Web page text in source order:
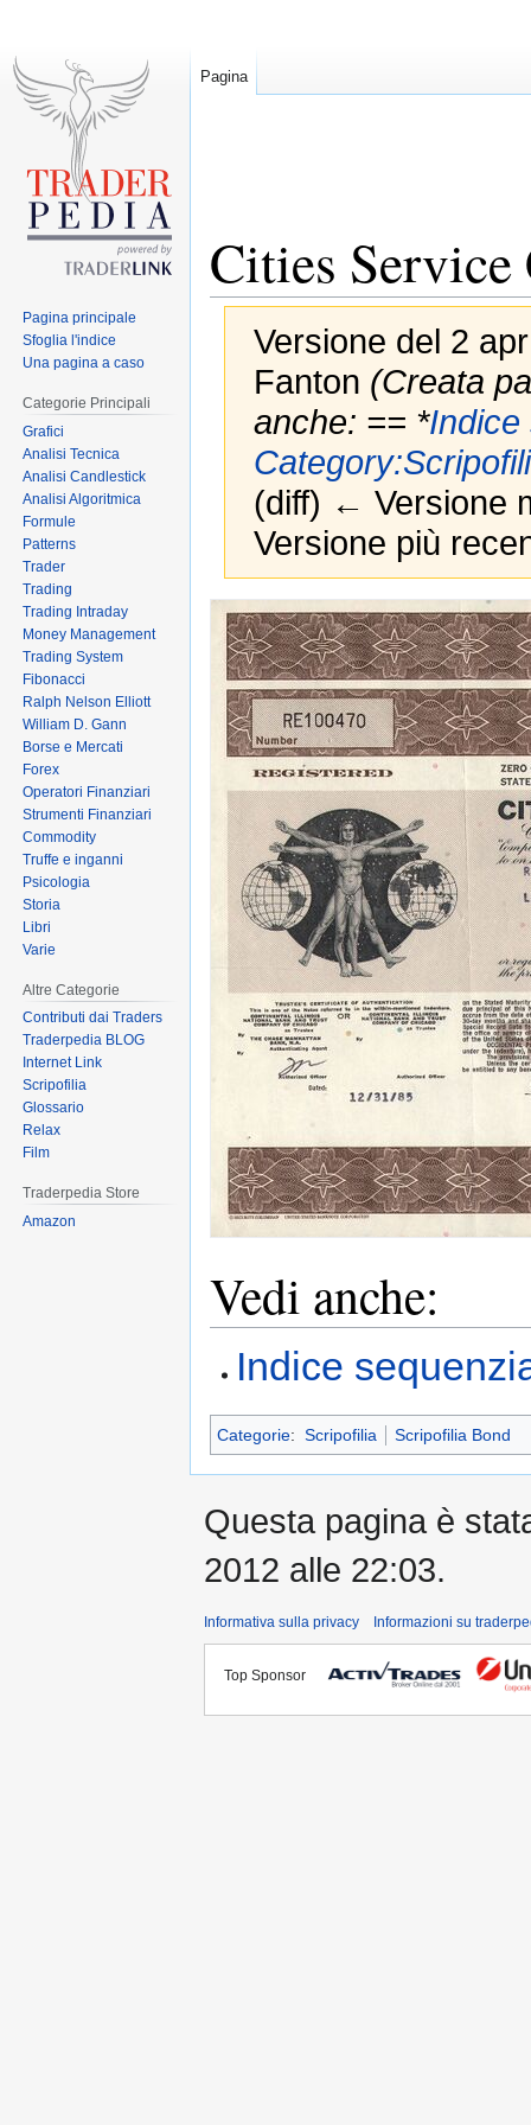
Cities Service
Versione del 2
Fanton (Creata
anche: == *Indice
(diff) ← Versione
Versione più
Jump
navigation
Jump
search
Vedi anche:
Indice
Categorie: Scripofilia Scripofilia Bond
Pagina
Pagina principale
Sfoglia l'indice
Una pagina a caso
Categorie Principali
Grafici
Analisi Tecnica
Analisi Candlestick
Analisi Algoritmica
Formule
Patterns
Trader
Trading
Trading Intraday
Money Management
Trading System
Fibonacci
Ralph Nelson Elliott
William D. Gann
Borse e Mercati
Forex
Operatori Finanziari
Strumenti Finanziari
Commodity
Truffe e inganni
Psicologia
Storia
Libri
Varie
Altre Categorie
Contributi dai Traders
Traderpedia BLOG
Internet Link
Scripofilia
Glossario
Relax
Film
Traderpedia Store
Amazon
Questa pagina è
2012 alle 22:03.
Informativa sulla privacy Informazioni su
Top Sponsor